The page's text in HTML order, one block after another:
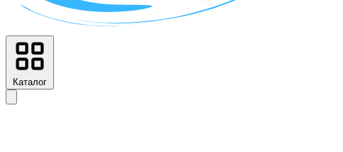
Каталог